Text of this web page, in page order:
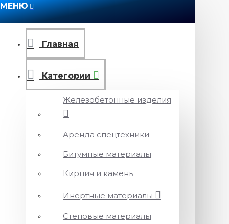
МЕНЮ
Главная
Категории
Железобетонные изделия
Аренда спецтехники
Битумные материалы
Кирпич и камень
Инертные материалы
Стеновые материалы